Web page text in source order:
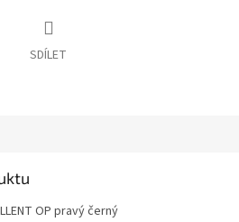
SDÍLET
OP pravý černý